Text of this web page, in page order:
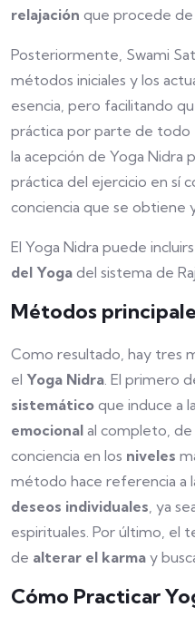
relajación que procede de
Posteriormente, Swami
métodos iniciales y los
esencia, pero facilitando
práctica por parte de todo
la acepción de Yoga Nidra
práctica del ejercicio en sí
conciencia que se obtiene
El Yoga Nidra puede
del Yoga del sistema de
Métodos
Como resultado, hay tres
el Yoga Nidra. El primero
sistemático que induce a la
emocional al completo, de
conciencia en los niveles
método hace referencia a
deseos individuales, ya
espirituales. Por último, el
de alterar el karma y
Cómo Practicar